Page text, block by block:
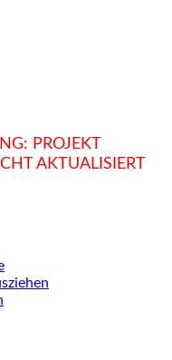
PROJEKT
AKTUALISIERT